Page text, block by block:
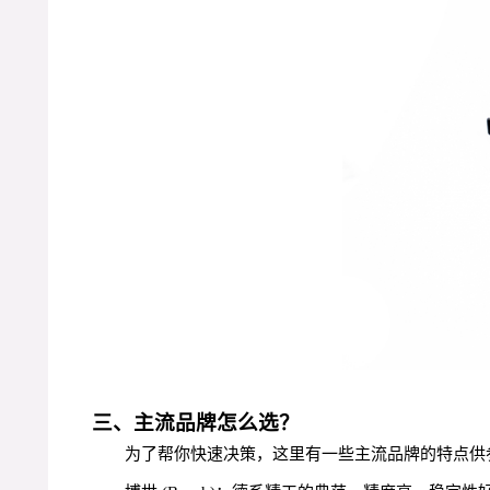
三、主流品牌怎么选？
为了帮你快速决策，这里有一些主流品牌的特点供